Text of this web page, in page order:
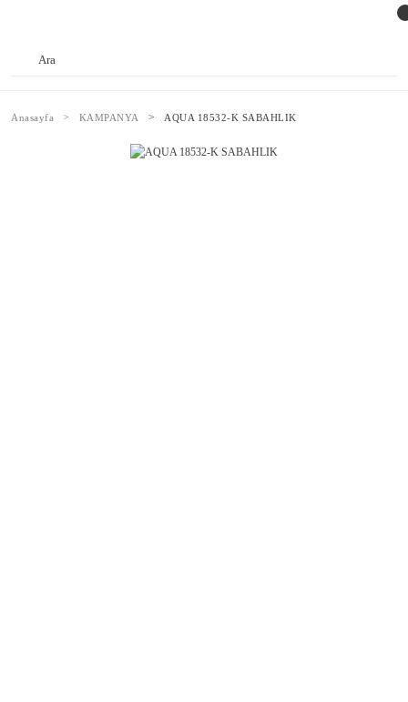
Anasayfa KAMPANYA AQUA 18532-K SABAHLIK